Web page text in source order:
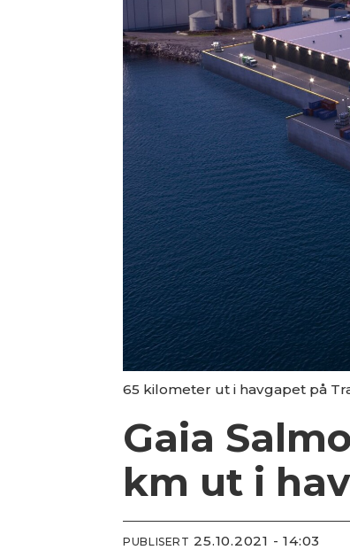
65 kilometer ut i havgapet på
Gaia
km ut i
PUBLISERT 25.10.2021 - 14:03